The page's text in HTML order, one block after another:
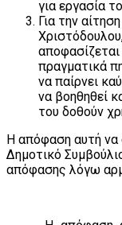
για εργασία
Για την
πραγματικά
να παίρνει
να βοηθηθεί
του δοθούν
Η απόφαση αυτή να
Δημοτικό
απόφασης λόγω